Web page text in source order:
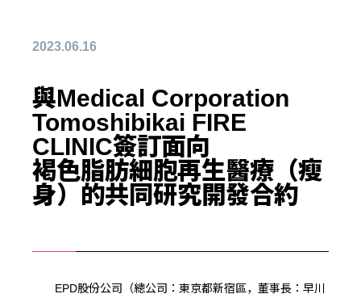
2023.06.16
與Medical Corporation
Tomoshibikai FIRE
CLINIC簽訂面向
褐色脂肪細胞再生醫療（瘦
身）的共同研究開發合約
EPD股份公司（總公司：東京都新宿區，董事長：早川